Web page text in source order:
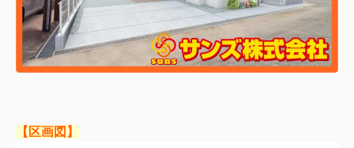
【区画図】